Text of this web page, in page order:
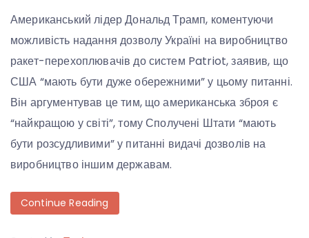
Американський лідер Дональд Трамп, коментуючи
можливість надання дозволу Україні на виробництво
ракет-перехоплювачів до систем Patriot, заявив, що
США “мають бути дуже обережними” у цьому питанні.
Він аргументував це тим, що американська зброя є
“найкращою у світі”, тому Сполучені Штати “мають
бути розсудливими” у питанні видачі дозволів на
виробництво іншим державам.
Continue Reading